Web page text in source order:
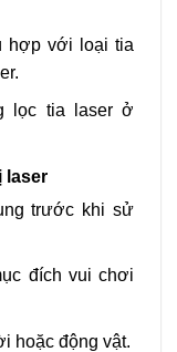
hợp với loại tia
lọc tia laser ở
laser
trước khi sử
đích vui chơi
hoặc động vật.